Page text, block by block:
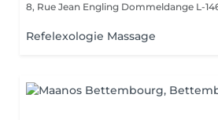
8, Rue Jean Engling Dommeldange L-
Refelexologie Massage